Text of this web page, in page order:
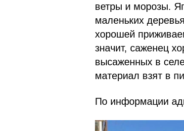
ветры и морозы.
маленьких
хорошей
значит, саженец
высаженных в
материал взят в
По информации